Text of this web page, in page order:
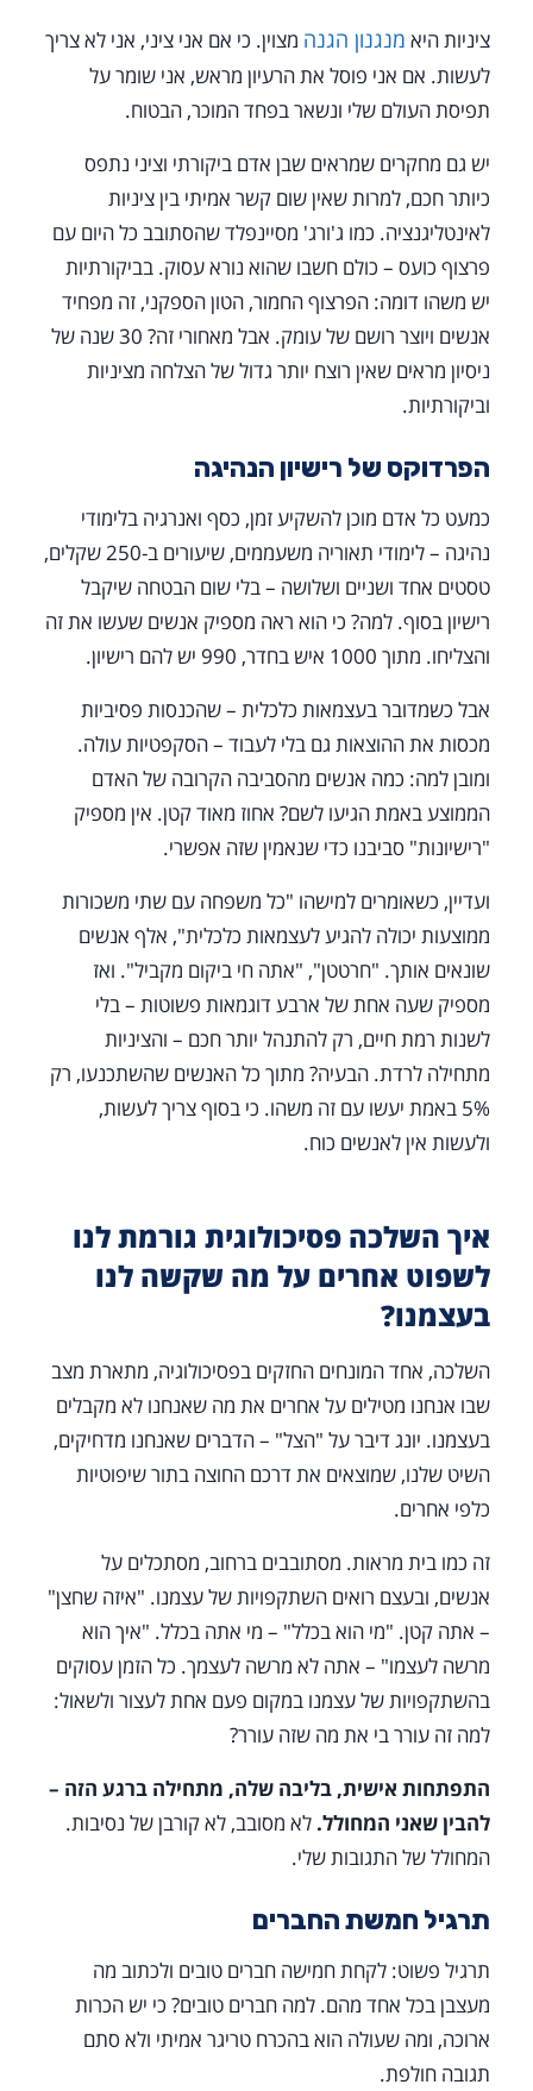
ציניות היא מנגנון הגנה מצוין. כי אם אני ציני, אני לא צריך
לעשות. אם אני פוסל את הרעיון מראש, אני שומר על
תפיסת העולם שלי ונשאר בפחד המוכר, הבטוח.
יש גם מחקרים שמראים שבן אדם ביקורתי וציני נתפס
כיותר חכם, למרות שאין שום קשר אמיתי בין ציניות
לאינטליגנציה. כמו ג'ורג' מסיינפלד שהסתובב כל היום עם
פרצוף כועס – כולם חשבו שהוא נורא עסוק. בביקורתיות
יש משהו דומה: הפרצוף החמור, הטון הספקני, זה מפחיד
אנשים ויוצר רושם של עומק. אבל מאחורי זה? 30 שנה של
ניסיון מראים שאין רוצח יותר גדול של הצלחה מציניות
וביקורתיות.
הפרדוקס של רישיון הנהיגה
כמעט כל אדם מוכן להשקיע זמן, כסף ואנרגיה בלימודי
נהיגה – לימודי תאוריה משעממים, שיעורים ב-250 שקלים,
טסטים אחד ושניים ושלושה – בלי שום הבטחה שיקבל
רישיון בסוף. למה? כי הוא ראה מספיק אנשים שעשו את זה
והצליחו. מתוך 1000 איש בחדר, 990 יש להם רישיון.
אבל כשמדובר בעצמאות כלכלית – שהכנסות פסיביות
מכסות את ההוצאות גם בלי לעבוד – הסקפטיות עולה.
ומובן למה: כמה אנשים מהסביבה הקרובה של האדם
הממוצע באמת הגיעו לשם? אחוז מאוד קטן. אין מספיק
"רישיונות" סביבנו כדי שנאמין שזה אפשרי.
ועדיין, כשאומרים למישהו "כל משפחה עם שתי משכורות
ממוצעות יכולה להגיע לעצמאות כלכלית", אלף אנשים
שונאים אותך. "חרטטן", "אתה חי ביקום מקביל". ואז
מספיק שעה אחת של ארבע דוגמאות פשוטות – בלי
לשנות רמת חיים, רק להתנהל יותר חכם – והציניות
מתחילה לרדת. הבעיה? מתוך כל האנשים שהשתכנעו, רק
5% באמת יעשו עם זה משהו. כי בסוף צריך לעשות,
ולעשות אין לאנשים כוח.
איך השלכה פסיכולוגית גורמת לנו
לשפוט אחרים על מה שקשה לנו
בעצמנו?
השלכה, אחד המונחים החזקים בפסיכולוגיה, מתארת מצב
שבו אנחנו מטילים על אחרים את מה שאנחנו לא מקבלים
בעצמנו. יונג דיבר על "הצל" – הדברים שאנחנו מדחיקים,
השיט שלנו, שמוצאים את דרכם החוצה בתור שיפוטיות
כלפי אחרים.
זה כמו בית מראות. מסתובבים ברחוב, מסתכלים על
אנשים, ובעצם רואים השתקפויות של עצמנו. "איזה שחצן"
– אתה קטן. "מי הוא בכלל" – מי אתה בכלל. "איך הוא
מרשה לעצמו" – אתה לא מרשה לעצמך. כל הזמן עסוקים
בהשתקפויות של עצמנו במקום פעם אחת לעצור ולשאול:
למה זה עורר בי את מה שזה עורר?
התפתחות אישית, בליבה שלה, מתחילה ברגע הזה –
להבין שאני המחולל. לא מסובב, לא קורבן של נסיבות.
המחולל של התגובות שלי.
תרגיל חמשת החברים
תרגיל פשוט: לקחת חמישה חברים טובים ולכתוב מה
מעצבן בכל אחד מהם. למה חברים טובים? כי יש הכרות
ארוכה, ומה שעולה הוא בהכרח טריגר אמיתי ולא סתם
תגובה חולפת.